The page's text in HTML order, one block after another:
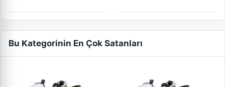
OEM 23215BC40A
23215JG71A
Bu Kategorinin En Çok Satanları